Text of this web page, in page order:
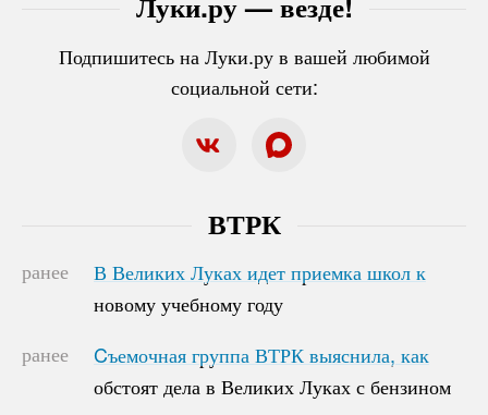
Подпишитесь на Луки.ру в вашей любимой
социальной сети:
ВТРК
ранее
В Великих Луках идет приемка школ к
новому учебному году
В Великих Луках идет приемка школ к
новому учебному году
ранее
Cъемочная группа ВТРК выяснила, как
обстоят дела в Великих Луках с бензином
Cъемочная группа ВТРК выяснила, как
обстоят дела в Великих Луках с бензином